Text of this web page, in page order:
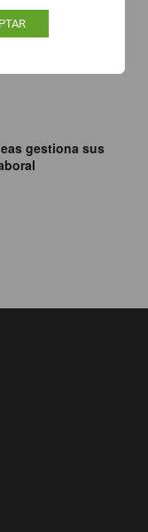
corresponsales
gestiona sus